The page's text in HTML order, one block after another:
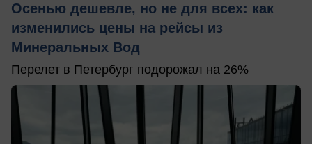
Осенью дешевле, но не для всех: как
изменились цены на рейсы из
Минеральных Вод
Перелет в Петербург подорожал на 26%